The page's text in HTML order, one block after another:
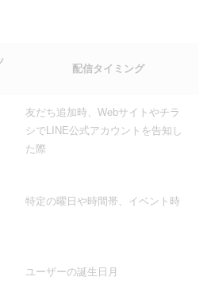
配信タイミング
友だち追加時、Webサイトやチラ
シでLINE公式アカウントを告知し
た際
特定の曜日や時間帯、イベント時
ユーザーの誕生日月